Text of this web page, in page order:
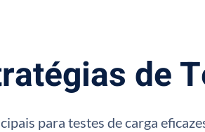
de
para testes de carga